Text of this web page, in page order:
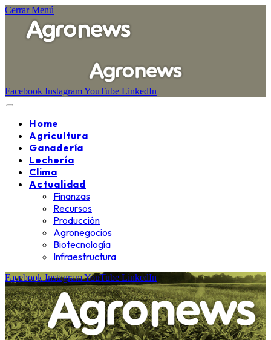
Cerrar Menú
Facebook InstagramYouTube LinkedIn
Home
Agricultura
Ganadería
Lechería
Clima
Actualidad
Finanzas
Recursos
Producción
Agronegocios
Biotecnología
Infraestructura
Facebook InstagramYouTube LinkedIn